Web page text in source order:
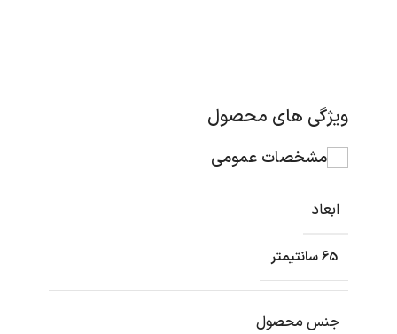
ویژگی های محصول
مشخصات عمومی
ابعاد
65 سانتیمتر
جنس محصول